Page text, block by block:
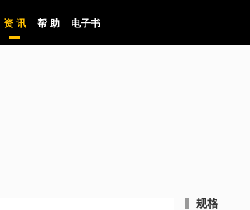
资 讯 帮 助 电子书
规格